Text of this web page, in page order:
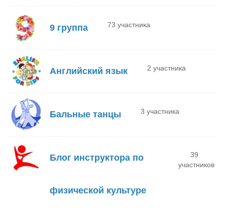
9 группа 73 участника
Английский язык 2 участника
Бальные танцы 3 участника
Блог инструктора по
физической культуре
39
участников